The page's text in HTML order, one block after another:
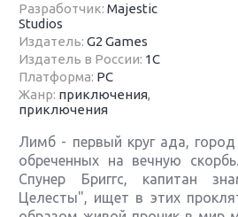
Разработчик:Majestic
Studios
Издатель:G2 Games
Издатель в России: 1С
Платформа: PC
Жанр: приключения,
приключения
Лимб - первый круг ада,
обреченных на вечную
Спунер Бриггс, капитан
Целесты", ищет в этих